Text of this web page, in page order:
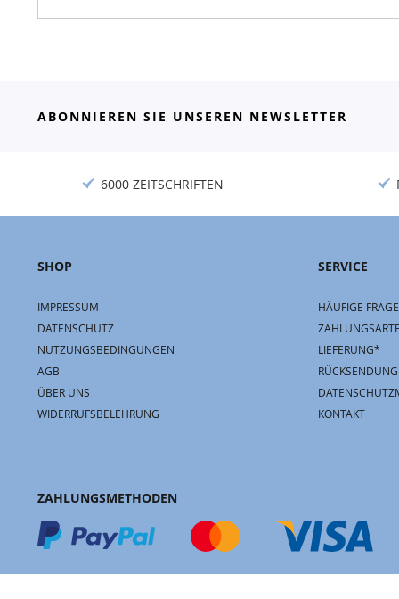
ABONNIEREN SIE UNSEREN NEWSLETTER
6000 ZEITSCHRIFTEN
SHOP
IMPRESSUM
DATENSCHUTZ
NUTZUNGSBEDINGUNGEN
AGB
ÜBER UNS
WIDERRUFSBELEHRUNG
SERVICE
HÄUFIGE
LIEFERUNG*
KONTAKT
ZAHLUNGSMETHODEN